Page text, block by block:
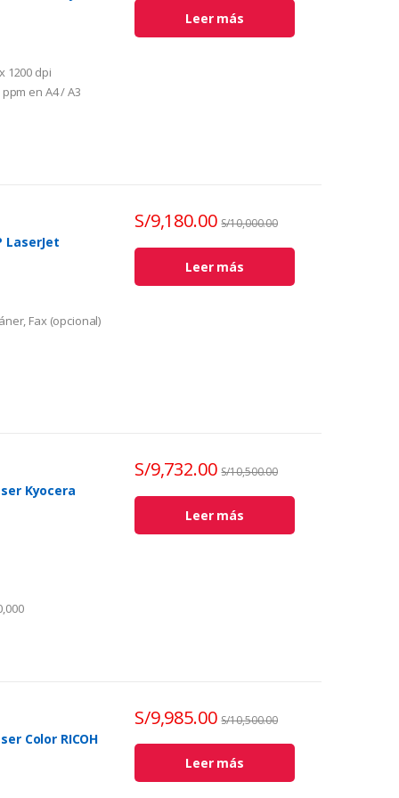
1200 dpi
en A4 / A3
Leer más
LaserJet
Fax (opcional)
S/9,180.00 S/10,000.00
Leer más
Kyocera
S/9,732.00 S/10,500.00
Leer más
Color RICOH
S/9,985.00 S/10,500.00
Leer más